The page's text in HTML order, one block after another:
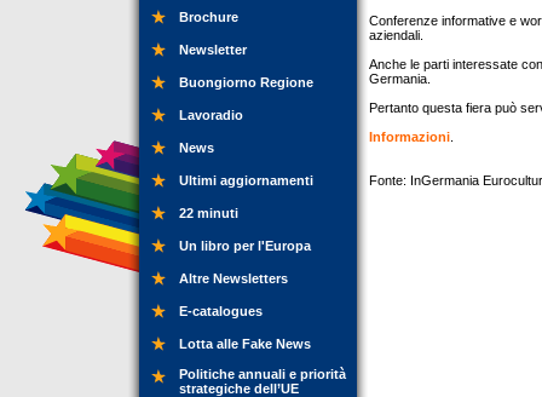
Brochure
Newsletter
Buongiorno Regione
Lavoradio
News
Ultimi aggiornamenti
22 minuti
Un libro per l'Europa
Altre Newsletters
E-catalogues
Lotta alle Fake News
Politiche annuali e priorità
strategiche dell’UE
Conferenze informative e
aziendali.
Anche le parti interessate
Germania.
Pertanto questa fiera può
Informazioni
Fonte: InGermania